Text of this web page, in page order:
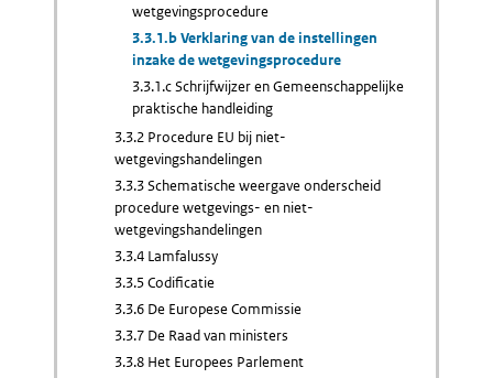
wetgevingsprocedure
3.3.1.b Verklaring van de instellingen
inzake de wetgevingsprocedure
3.3.1.c Schrijfwijzer en Gemeenschappelijke
praktische handleiding
3.3.2 Procedure EU bij niet-
wetgevingshandelingen
3.3.3 Schematische weergave onderscheid
procedure wetgevings- en niet-
wetgevingshandelingen
3.3.4 Lamfalussy
3.3.5 Codificatie
3.3.6 De Europese Commissie
3.3.7 De Raad van ministers
3.3.8 Het Europees Parlement